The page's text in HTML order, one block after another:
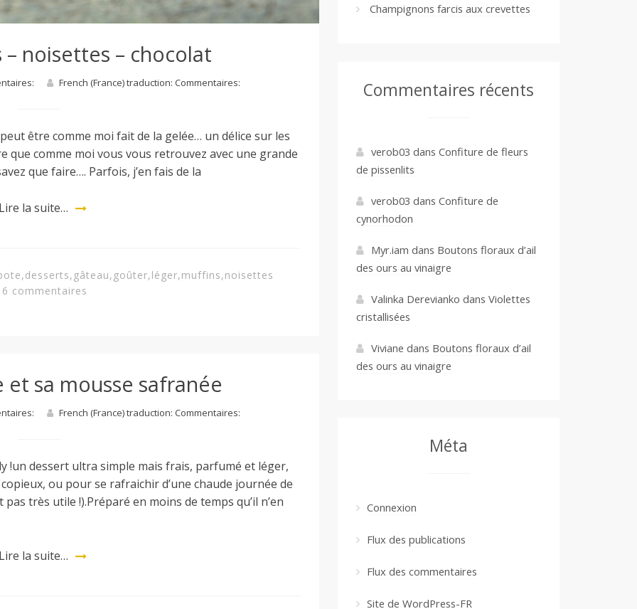
noisettes – chocolat
French (France) traduction: Commentaires:
être comme moi fait de la gelée… un délice sur les
que comme moi vous vous retrouvez avec une grande
que faire…. Parfois, j’en fais de la
Lire la suite…
,desserts, gâteau, goûter,léger,muffins,noisettes
6 commentaires
et sa mousse safranée
French (France) traduction: Commentaires:
!un dessert ultra simple mais frais, parfumé et léger,
ou pour se rafraichir d’une chaude journée de
très utile !).Préparé en moins de temps qu’il n’en
Lire la suite…
Champignons farcis aux crevettes
Commentaires récents
verob03 dans Confiture de fleurs
de pissenlits
verob03 dans Confiture de
cynorhodon
Myr.iam dans Boutons floraux d’ail
des ours au vinaigre
Valinka Derevianko dans Violettes
cristallisées
Viviane dans Boutons floraux d’ail
des ours au vinaigre
Méta
Connexion
Flux des publications
Flux des commentaires
Site de WordPress-FR